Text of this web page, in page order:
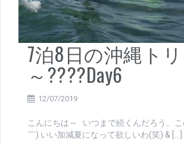
7泊8日の沖縄ト
～????Day6
12/07/2019
こんにちは～ いつまで続くんだろう、
￣) いい加減夏になって欲しいわ(笑) & […]